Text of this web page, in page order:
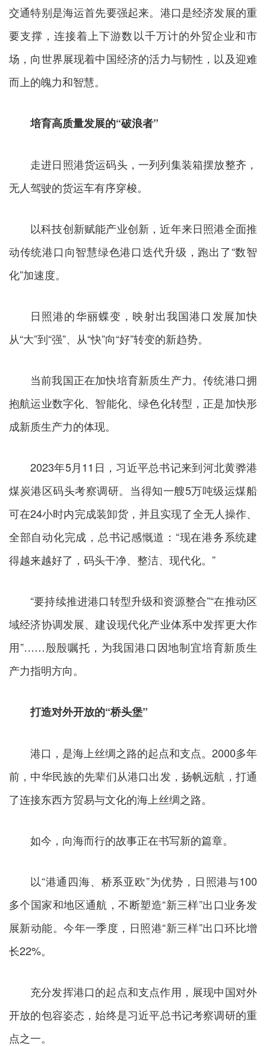
交通特别是海运首先要强起来。港口是经济发展的重
要支撑，连接着上下游数以千万计的外贸企业和市
场，向世界展现着中国经济的活力与韧性，以及迎难
而上的魄力和智慧。
培育高质量发展的“破浪者”
走进日照港货运码头，一列列集装箱摆放整齐，
无人驾驶的货运车有序穿梭。
以科技创新赋能产业创新，近年来日照港全面推
动传统港口向智慧绿色港口迭代升级，跑出了“数智
化”加速度。
日照港的华丽蝶变，映射出我国港口发展加快
从“大”到“强”、从“快”向“好”转变的新趋势。
当前我国正在加快培育新质生产力。传统港口拥
抱航运业数字化、智能化、绿色化转型，正是加快形
成新质生产力的体现。
2023年5月11日，习近平总书记来到河北黄骅港
煤炭港区码头考察调研。当得知一艘5万吨级运煤船
可在24小时内完成装卸货，并且实现了全无人操作、
全部自动化完成，总书记感慨道：“现在港务系统建
得越来越好了，码头干净、整洁、现代化。”
“要持续推进港口转型升级和资源整合”“在推动区
域经济协调发展、建设现代化产业体系中发挥更大作
用”……殷殷嘱托，为我国港口因地制宜培育新质生
产力指明方向。
打造对外开放的“桥头堡”
港口，是海上丝绸之路的起点和支点。2000多年
前，中华民族的先辈们从港口出发，扬帆远航，打通
了连接东西方贸易与文化的海上丝绸之路。
如今，向海而行的故事正在书写新的篇章。
以“港通四海、桥系亚欧”为优势，日照港与100
多个国家和地区通航，不断塑造“新三样”出口业务发
展新动能。今年一季度，日照港“新三样”出口环比增
长22%。
充分发挥港口的起点和支点作用，展现中国对外
开放的包容姿态，始终是习近平总书记考察调研的重
点之一。